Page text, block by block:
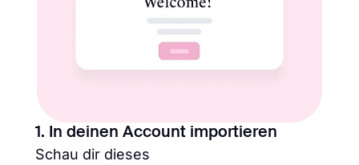
1. In deinen Account importieren
Schau dir dieses